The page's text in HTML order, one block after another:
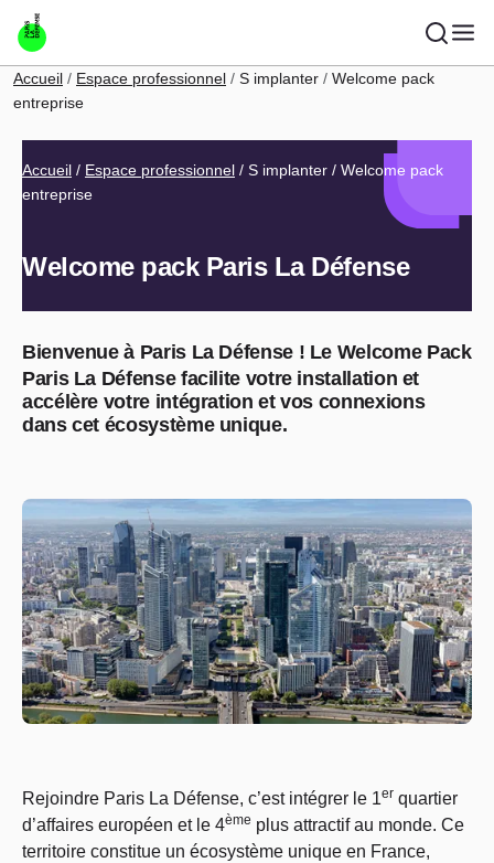
Aller au contenu principal
Fil d'Ariane
Accueil Espace professionnel S implanter
Welcome pack
entreprise
Fil d'Ariane
Accueil Espace professionnel S implanter
Welcome pack
entreprise
Welcome pack Paris La Défense
Bienvenue à Paris La Défense ! Le Welcome Pack
Paris La Défense facilite votre installation et
accélère votre intégration et vos connexions
dans cet écosystème unique.
Rejoindre Paris La Défense, c’est intégrer le 1er quartier
d’affaires européen et le 4ème plus attractif au monde. Ce
territoire constitue un écosystème unique en France,